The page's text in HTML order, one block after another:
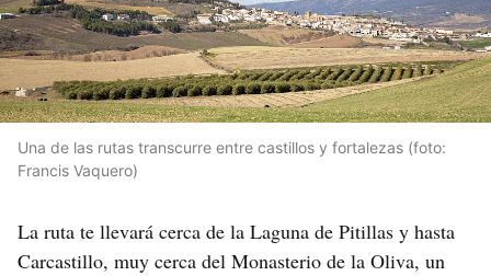
Una de las rutas transcurre entre castillos y fortalezas (foto:
Francis Vaquero)
La ruta te llevará cerca de la Laguna de Pitillas y hasta
Carcastillo, muy cerca del Monasterio de la Oliva, un